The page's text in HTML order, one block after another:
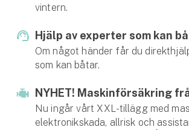
Djurförsäkring
Hem & hus
Hemförsäkring
Bostadsrättsförsäkring
vintern.
Hjälp av experter som kan
Om något händer får du
som kan båtar.
NYHET! Maskinförsäkring
Nu ingår vårt XXL-tillägg med
elektronikskada, allrisk och